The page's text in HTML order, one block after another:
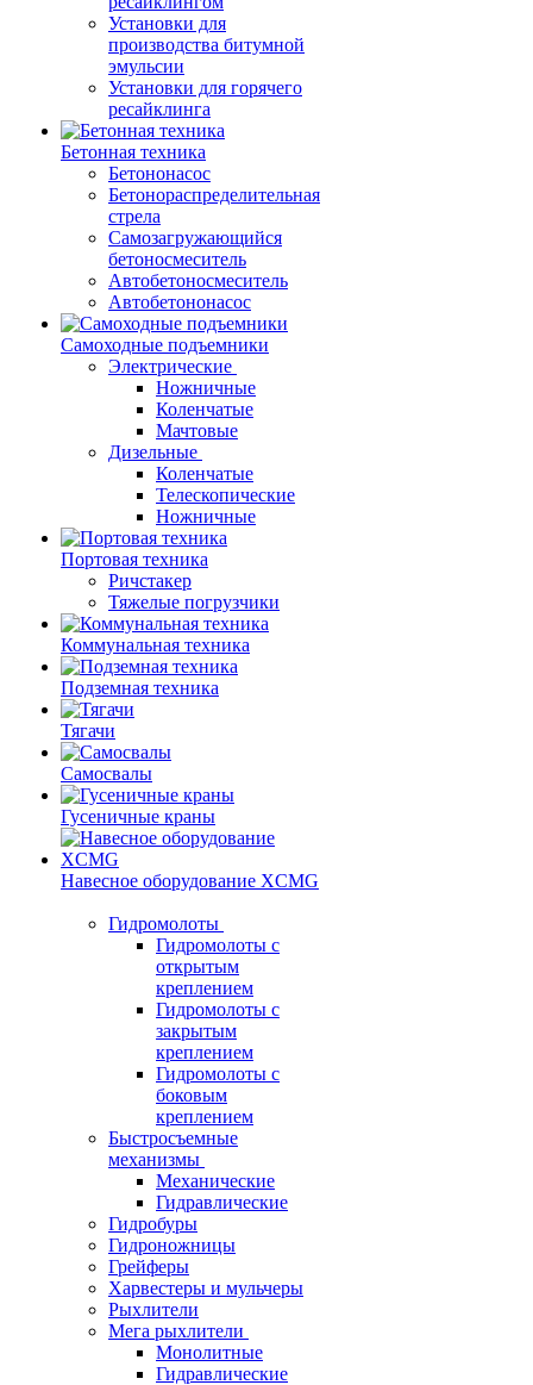
Установки для
производства битумной
эмульсии
Установки для горячего
ресайклинга
Бетонная техника
Бетононасос
Бетонораспределительная
стрела
Самозагружающийся
бетоносмеситель
Автобетоносмеситель
Автобетононасос
Самоходные подъемники
Электрические
Ножничные
Коленчатые
Мачтовые
Дизельные
Коленчатые
Телескопические
Ножничные
Портовая техника
Ричстакер
Тяжелые погрузчики
Коммунальная техника
Подземная техника
Тягачи
Самосвалы
Гусеничные краны
Навесное оборудование XCMG
Гидромолоты
Гидромолоты с
открытым
креплением
Гидромолоты с
закрытым
креплением
Гидромолоты с
боковым
креплением
Быстросъемные
механизмы
Механические
Гидравлические
Гидробуры
Гидроножницы
Грейферы
Харвестеры и мульчеры
Рыхлители
Мега рыхлители
Монолитные
Гидравлические